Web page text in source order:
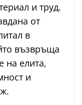
и труд.
от
в
възвръща
на елита,
и